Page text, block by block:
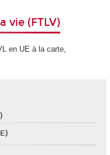
vie (FTLV)
en UE à la carte,